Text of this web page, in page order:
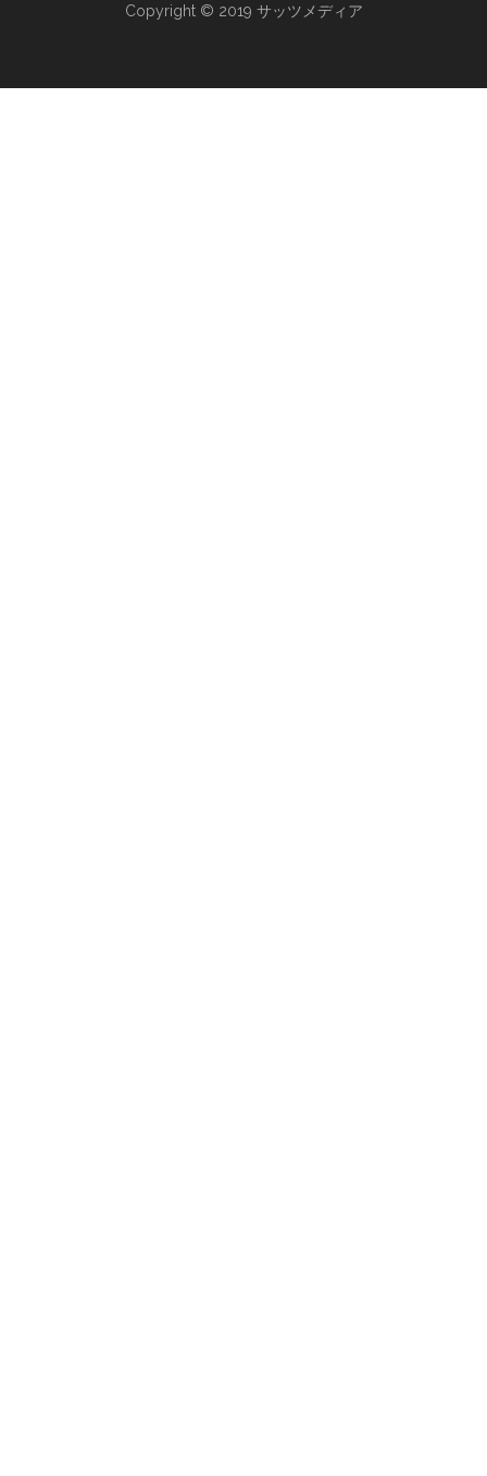
Copyright © 2019 サッツメディア